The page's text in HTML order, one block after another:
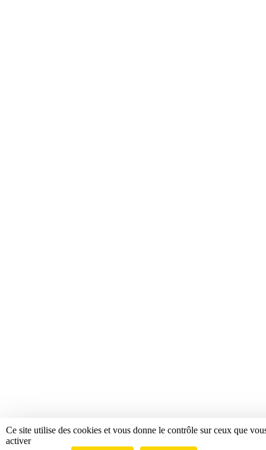
Ce site utilise des cookies et vous donne le contrôle sur ceux que
activer